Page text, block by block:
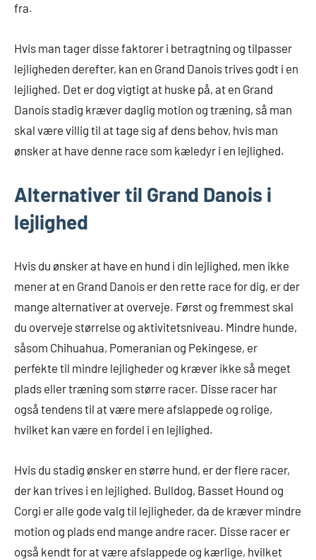
fra.
Hvis man tager disse faktorer i betragtning og tilpasser
lejligheden derefter, kan en Grand Danois trives godt i en
lejlighed. Det er dog vigtigt at huske på, at en Grand
Danois stadig kræver daglig motion og træning, så man
skal være villig til at tage sig af dens behov, hvis man
ønsker at have denne race som kæledyr i en lejlighed.
Alternativer til Grand Danois i
lejlighed
Hvis du ønsker at have en hund i din lejlighed, men ikke
mener at en Grand Danois er den rette race for dig, er der
mange alternativer at overveje. Først og fremmest skal
du overveje størrelse og aktivitetsniveau. Mindre hunde,
såsom Chihuahua, Pomeranian og Pekingese, er
perfekte til mindre lejligheder og kræver ikke så meget
plads eller træning som større racer. Disse racer har
også tendens til at være mere afslappede og rolige,
hvilket kan være en fordel i en lejlighed.
Hvis du stadig ønsker en større hund, er der flere racer,
der kan trives i en lejlighed. Bulldog, Basset Hound og
Corgi er alle gode valg til lejligheder, da de kræver mindre
motion og plads end mange andre racer. Disse racer er
også kendt for at være afslappede og kærlige, hvilket